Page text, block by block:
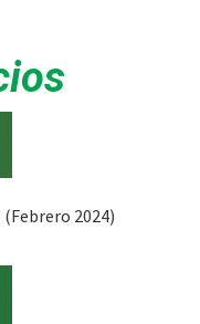
2024)